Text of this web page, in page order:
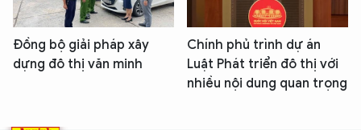
Đồng bộ giải pháp xây
dựng đô thị văn minh
Chính phủ trình dự án
Luật Phát triển đô thị với
nhiều nội dung quan trọng